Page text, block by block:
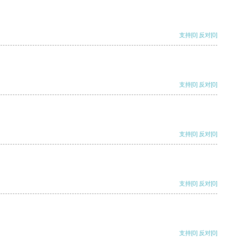
支持[0] 反对[0]
支持[0] 反对[0]
支持[0] 反对[0]
支持[0] 反对[0]
支持[0] 反对[0]